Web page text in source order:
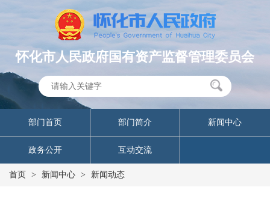
怀化市人民政府国有资产监督管理委员会
部门首页 部门简介 新闻中心
政务公开 互动交流
首页 > 新闻中心 > 新闻动态